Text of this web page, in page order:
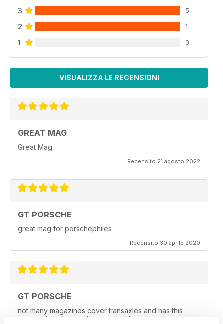
3 5
2 1
1 0
VISUALIZZA LE RECENSIONI
GREAT MAG
Great Mag
Recensito 21 agosto 2022
GT PORSCHE
great mag for porschephiles
Recensito 30 aprile 2020
GT PORSCHE
not many magazines cover transaxles and has this
approach to the readers. very well made .